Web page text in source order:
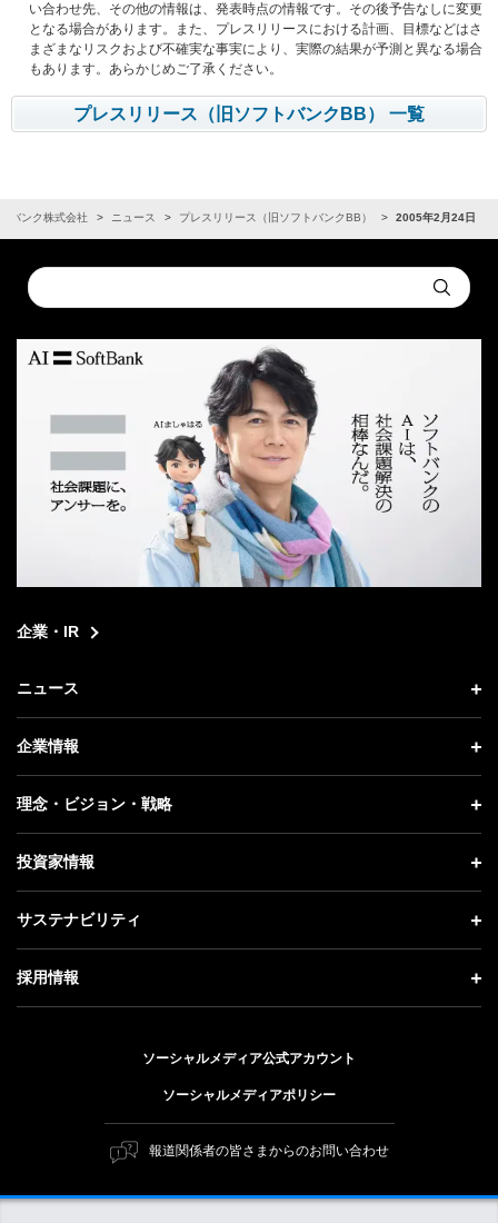
い合わせ先、その他の情報は、発表時点の情報です。その後予告なしに変更
となる場合があります。また、プレスリリースにおける計画、目標などはさ
まざまなリスクおよび不確実な事実により、実際の結果が予測と異なる場合
もあります。あらかじめご了承ください。
プレスリリース（旧ソフトバンクBB） 一覧
バンク株式会社 ニュース プレスリリース（旧ソフトバンクBB） 2005年2月24日
Conduct
a
Submit
企業・IR
ニュース
ニュース トップ
プレスリリース
更新情報
記者説明会
企業情報
企業情報 トップ
社長メッセージ
事業紹介
ガバナンス
理念・ビジョン・戦略
理念・ビジョン・戦略 トップ
成長戦略「Activate AI for Society」
人材戦略
投資家情報
投資家情報 トップ
経営方針
個人投資家の皆さまへ
株式と社債について
サステナビリティ
サステナビリティ トップ
トップメッセージ
ESG方針・体制
マテリアリティ（重要課題）
ESGの主な取り組み
採用情報
障がい者採用
ソフトバンク クルー採用
ソーシャルメディア公式アカウント
ソーシャルメディアポリシー
報道関係者の皆さまからのお問い合わせ